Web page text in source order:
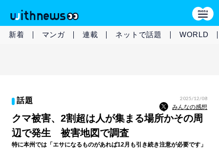
新着 マンガ 連載 ネットで話題 WORLD
話題 2025/12/08
みんなの感想
クマ被害、2割超は人が集まる場所かその周
辺で発生 被害地図で調査
特に本州では「エサになるものがあれば12月も引き続き注意が必要です」